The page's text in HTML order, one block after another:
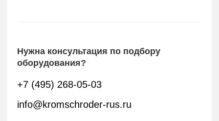
Нужна консультация по подбору
оборудования?
+7 (495) 268-05-03
info@kromschroder-rus.ru